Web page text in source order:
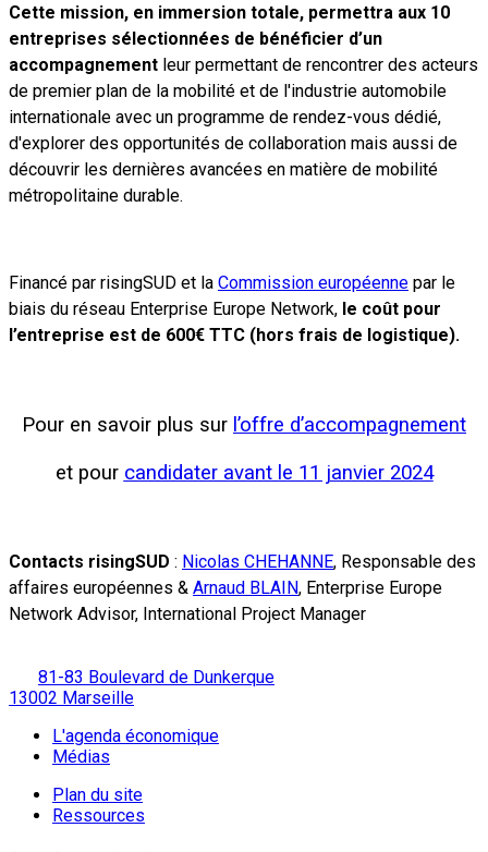
Cette mission, en immersion totale, permettra aux 10
entreprises sélectionnées de bénéficier d’un
accompagnement leur permettant de rencontrer des acteurs
de premier plan de la mobilité et de l'industrie automobile
internationale avec un programme de rendez-vous dédié,
d'explorer des opportunités de collaboration mais aussi de
découvrir les dernières avancées en matière de mobilité
métropolitaine durable.
Financé par risingSUD et la Commission européenne par le
biais du réseau Enterprise Europe Network, le coût pour
l’entreprise est de 600€ TTC (hors frais de logistique).
Pour en savoir plus sur l’offre d’accompagnement
et pour candidater avant le 11 janvier 2024
Contacts risingSUD : Nicolas CHEHANNE, Responsable des
affaires européennes & Arnaud BLAIN, Enterprise Europe
Network Advisor, International Project Manager
81-83 Boulevard de Dunkerque
13002 Marseille
L'agenda économique
Médias
Plan du site
Ressources